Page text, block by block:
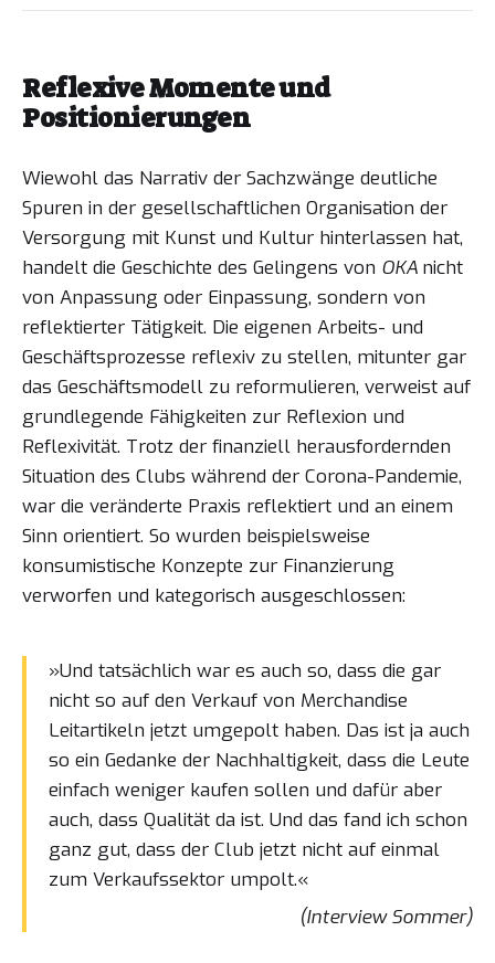
Reflexive Momente und
Positionierungen
Wiewohl das Narrativ der Sachzwänge deutliche
Spuren in der gesellschaftlichen Organisation der
Versorgung mit Kunst und Kultur hinterlassen hat,
handelt die Geschichte des Gelingens von OKA nicht
von Anpassung oder Einpassung, sondern von
reflektierter Tätigkeit. Die eigenen Arbeits- und
Geschäftsprozesse reflexiv zu stellen, mitunter gar
das Geschäftsmodell zu reformulieren, verweist auf
grundlegende Fähigkeiten zur Reflexion und
Reflexivität. Trotz der finanziell herausfordernden
Situation des Clubs während der Corona-Pandemie,
war die veränderte Praxis reflektiert und an einem
Sinn orientiert. So wurden beispielsweise
konsumistische Konzepte zur Finanzierung
verworfen und kategorisch ausgeschlossen:
»Und tatsächlich war es auch so, dass die gar
nicht so auf den Verkauf von Merchandise
Leitartikeln jetzt umgepolt haben. Das ist ja auch
so ein Gedanke der Nachhaltigkeit, dass die Leute
einfach weniger kaufen sollen und dafür aber
auch, dass Qualität da ist. Und das fand ich schon
ganz gut, dass der Club jetzt nicht auf einmal
zum Verkaufssektor umpolt.«
(Interview Sommer)